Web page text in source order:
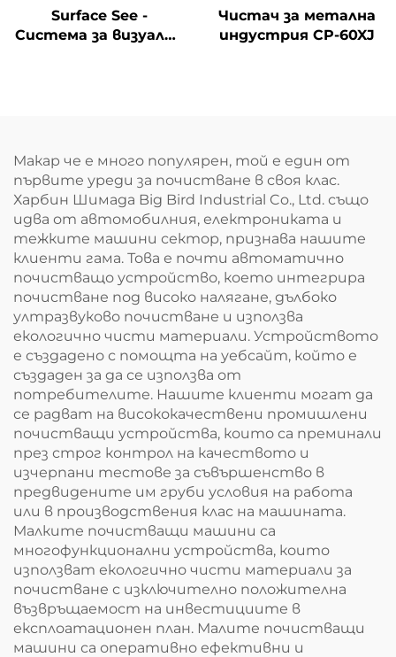
Surface See -
Система за визуална
Чистач за метална
индустрия CP-60XJ
Макар че е много популярен, той е един от
първите уреди за почистване в своя клас.
Харбин Шимада Big Bird Industrial Co., Ltd. също
идва от автомобилния, електрониката и
тежките машини сектор, признава нашите
клиенти гама. Това е почти автоматично
почистващо устройство, което интегрира
почистване под високо налягане, дълбоко
ултразвуково почистване и използва
екологично чисти материали. Устройството
е създадено с помощта на уебсайт, който е
създаден за да се използва от
потребителите. Нашите клиенти могат да
се радват на висококачествени промишлени
почистващи устройства, които са преминали
през строг контрол на качеството и
изчерпани тестове за съвършенство в
предвидените им груби условия на работа
или в производствения клас на машината.
Малките почистващи машини са
многофункционални устройства, които
използват екологично чисти материали за
почистване с изключително положителна
възвръщаемост на инвестициите в
експлоатационен план. Малите почистващи
машини са оперативно ефективни и